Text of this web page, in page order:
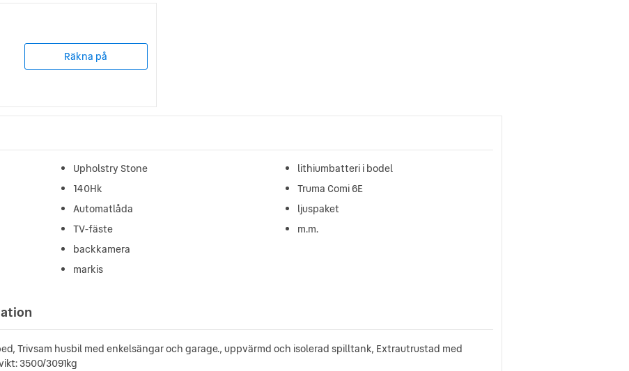
Räkna på
Upholstry Stone
140Hk
Automatlåda
TV-fäste
backkamera
markis
lithiumbatteri i bodel
Truma Comi 6E
ljuspaket
m.m.
Trivsam husbil med enkelsängar och garage., uppvärmd och isolerad spilltank, Extrautrustad med
3500/3091kg